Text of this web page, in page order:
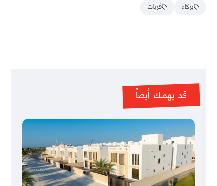
بركاء
قريات
قد يهمك أيضاً